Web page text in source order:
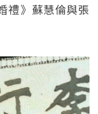
禮》蘇慧倫與張